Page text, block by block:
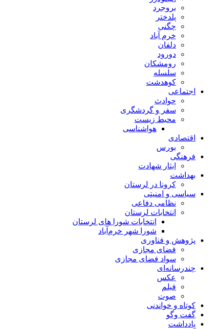
بروجرد
پلدختر
چگنی
خرم آباد
دلفان
دورود
رومشکان
سلسله
کوهدشت
اجتماعی
حوادث
سفر و گردشگری
محیط زیست
هواشناسی
اقتصادی
بورس
فرهنگی
ایثار شهادت
بهداشت
کرونا در لرستان
سیاسی و امنیتی
نظامی دفاعی
انتخابات لرستان
انتخابات شورا های لرستان
شورا شهر خرم‌آباد
پژوهش و فناوری
فضای مجازی
سواد فضای مجازی
چندرسانه‌ای
عكس
فیلم
صوت
کوتاه و خواندنی
گفت وگو
یادداشت